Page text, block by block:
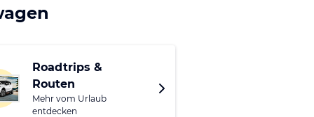
dominieren antike
für Ausstellungen
der Palio del
buntesten.
Roadtrips &
Routen
Mehr vom Urlaub
entdecken